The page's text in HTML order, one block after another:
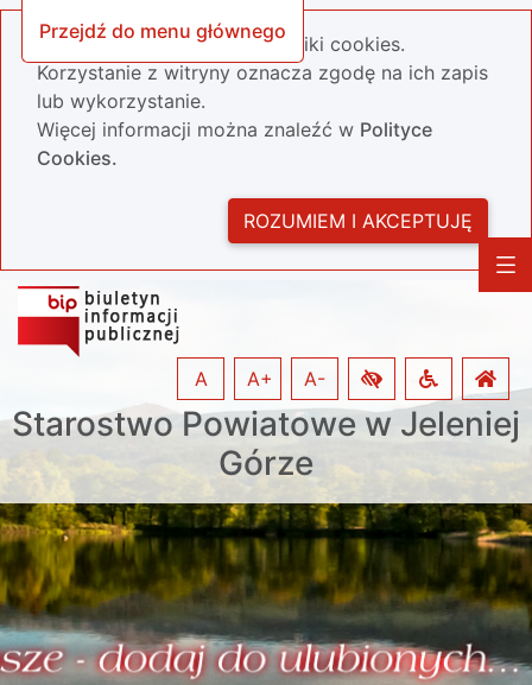
Przejdź do menu głównego
Nasza strona wykorzystuje pliki cookies.
Korzystanie z witryny oznacza zgodę na ich zapis
lub wykorzystanie.
Więcej informacji można znaleźć w Polityce
Cookies.
ROZUMIEM I AKCEPTUJĘ
Starostwo Powiatowe w Jeleniej
Górze
A A+ A-